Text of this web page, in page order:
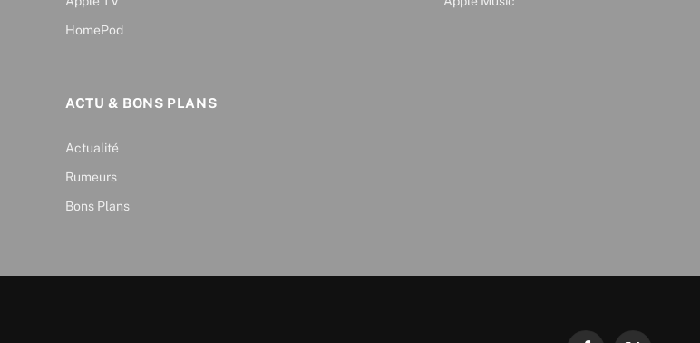
HomePod
ACTU & BONS PLANS
Actualité
Rumeurs
Bons Plans